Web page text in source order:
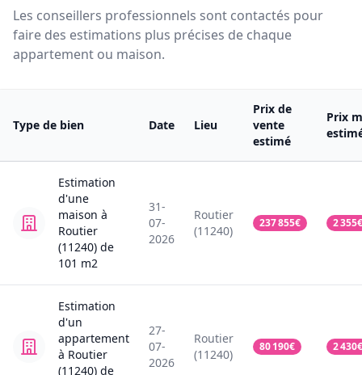
Les conseillers professionnels sont contactés pour
faire des estimations plus précises de chaque
appartement ou maison.
Type de bien Date Lieu
Prix de
vente
estimé
Prix
Estimation
d'une
maison à
Routier
(11240) de
101 m2
31-
07-
2026
Routier
(11240)
237 855€ 2 355€
Estimation
d'un
appartement
à Routier
(11240) de
27-
07-
2026
Routier
(11240)
80 190€ 2 430€